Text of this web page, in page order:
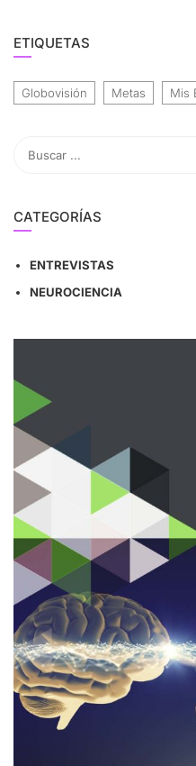
ETIQUETAS
Globovisión Metas Mis
CATEGORÍAS
ENTREVISTAS
NEUROCIENCIA